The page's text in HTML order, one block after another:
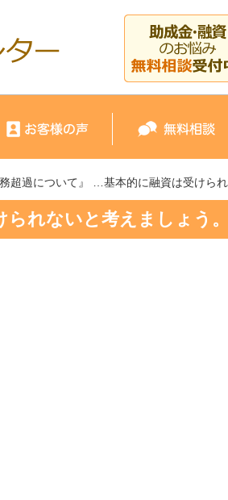
超過について』 …基本的に融資は受けられ
れないと考えましょう。